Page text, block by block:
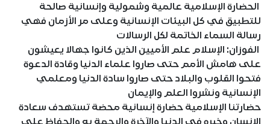
الحضارة الإسلامية عالمية وشمولية وإنسانية صالحة
للتطبيق في كل البيئات الإنسانية وعلى مر الأزمان فهي
رسالة السماء الخاتمة لكل الرسالات
الفوزان: الإسلام علم الأميين الذين كانوا جهالا يعيشون
على هامش الأمم حتى صاروا علماء الدنيا وقادة الدعوة
فتحوا القلوب والبلاد حتى صاروا سادة الدنيا ومعلمي
الإنسانية ونشروا العلم والإيمان
حضارتنا الإسلامية حضارة إنسانية محضة تستهدف سعادة